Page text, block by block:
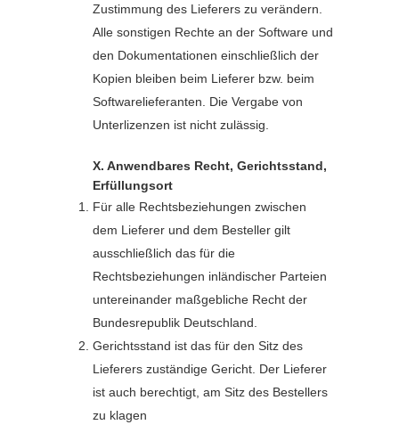
Zustimmung des Lieferers zu verändern.
Alle sonstigen Rechte an der Software und
den Dokumentationen einschließlich der
Kopien bleiben beim Lieferer bzw. beim
Softwarelieferanten. Die Vergabe von
Unterlizenzen ist nicht zulässig.
X. Anwendbares Recht, Gerichtsstand,
Erfüllungsort
Für alle Rechtsbeziehungen zwischen
dem Lieferer und dem Besteller gilt
ausschließlich das für die
Rechtsbeziehungen inländischer Parteien
untereinander maßgebliche Recht der
Bundesrepublik Deutschland.
Gerichtsstand ist das für den Sitz des
Lieferers zuständige Gericht. Der Lieferer
ist auch berechtigt, am Sitz des Bestellers
zu klagen